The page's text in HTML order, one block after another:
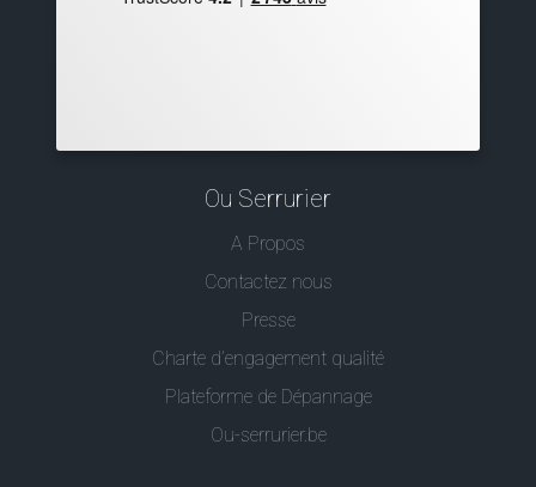
Ou Serrurier
A Propos
Contactez nous
Presse
Charte d’engagement qualité
Plateforme de Dépannage
Ou-serrurier.be